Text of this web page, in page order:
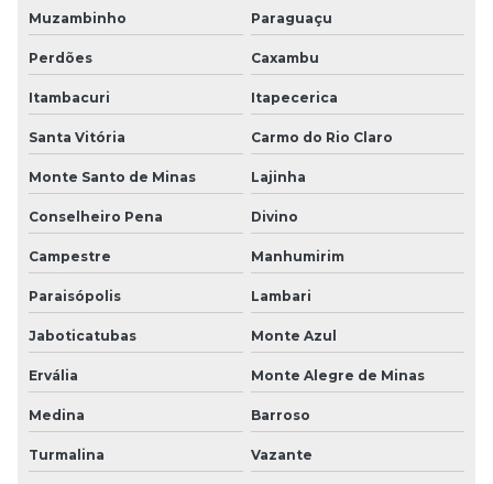
Muzambinho Paraguaçu
Perdões Caxambu
Itambacuri Itapecerica
Santa Vitória Carmo do Rio Claro
Monte Santo de Minas Lajinha
Conselheiro Pena Divino
Campestre Manhumirim
Paraisópolis Lambari
Jaboticatubas Monte Azul
Ervália Monte Alegre de Minas
Medina Barroso
Turmalina Vazante